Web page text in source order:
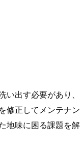
出す必要があり、
修正してメンテナン
地味に困る課題を解